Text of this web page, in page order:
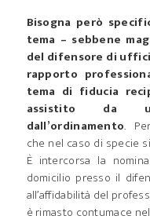
Bisogna però
tema – sebbene
del difensore di
rapporto
tema di fiducia
assistito da
dall’ordinamento.
che nel caso di specie
È intercorsa la
domicilio presso il
all’affidabilità del
è rimasto contumace